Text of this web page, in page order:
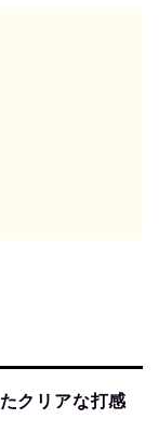
クリアな打感